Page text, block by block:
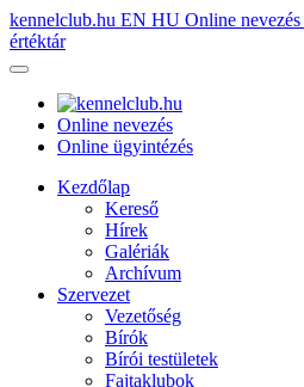
kennelclub.hu EN HU Online nevezés
értéktár
Online nevezés
Online ügyintézés
Kezdőlap
Kereső
Hírek
Galériák
Archívum
Szervezet
Vezetőség
Bírók
Bírói testületek
Fajtaklubok